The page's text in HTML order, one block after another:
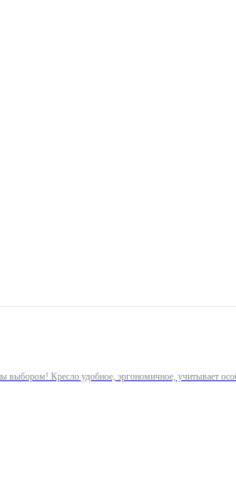
выбором! Кресло удобное, эргономичное, учитывает